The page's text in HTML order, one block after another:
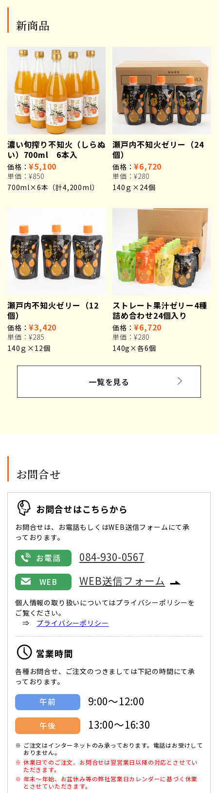
新商品
濃い旬搾り不知火（しらぬ
い）700ml 6本入
価格：¥5,100
単価：¥850
700ml×6本（計4,200ml）
瀬戸内不知火ゼリー（24
個）
価格：¥6,720
単価：¥280
140ｇ×24個
瀬戸内不知火ゼリー（12
個）
価格：¥3,420
単価：¥285
140ｇ×12個
ストレート果汁ゼリー4種
詰め合わせ24個入り
価格：¥6,720
単価：¥280
140g×各6個
一覧を見る
お問合せ
お問合せはこちらから
お問合せは、お電話もしくはWEB送信フォームにて承
っております。
お電話 084-930-0567
WEB WEB送信フォーム
個人情報の取り扱いについてはプライバシーポリシーを
ご覧ください。
⇒ プライバシーポリシー
営業時間
各種お問合せ、ご注文のつきましては下記の時間にて承
っております。
午前 9:00～12:00
午後 13:00～16:30
ご注文はインターネットのみ承っております。電話はお受けして
おりません。
休業日でのご注文、お問合せは翌営業日以降の対応とさせてい
ただきます。
年末～年始、お盆休み等の弊社営業日カレンダーに基づく休業
とさせていただきます。